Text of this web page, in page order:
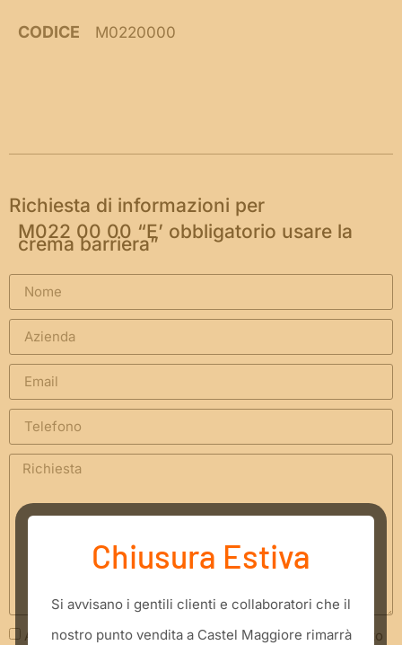
CODICE M0220000
Richiesta di informazioni per
M022 00 00 “E’ obbligatorio usare la
crema barriera”
Acconsento che i miei dati siano trattati secondo quanto
Chiusura Estiva
​Si avvisano i gentili clienti e collaboratori che il
nostro punto vendita a Castel Maggiore rimarrà